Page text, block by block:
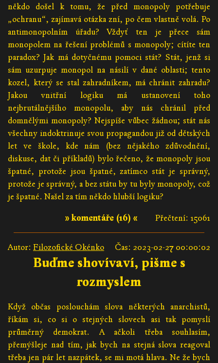
někdo došel k tomu, že před monopoly potřebuje
„ochranu“, zajímavá otázka zní, po čem vlastně volá. Po
antimonopolním úřadu? Vždyť ten je přece sám
monopolem na řešení problémů s monopoly; cítíte ten
paradox? Jak má dotyčnému pomoci stát? Stát, jenž si
sám uzurpuje monopol na násilí v dané oblasti; tento
kozel, který se stal zahradníkem, má chránit zahradu?
Jakou vnitřní logiku má ustanovení toho
nejbrutálnějšího monopolu, aby nás chránil před
domnělými monopoly? Nejspíše vůbec žádnou; stát nás
všechny indoktrinuje svou propagandou již od dětských
let ve škole, kde nám (bez nějakého zdůvodnění,
diskuse, dat či příkladů) bylo řečeno, že monopoly jsou
špatné, protože jsou špatné, zatímco stát je správný,
protože je správný, a bez státu by tu byly monopoly, což
je špatné. Našel za tím někdo hlubší logiku?
Přečtení: 15061
» komentáře (16) «
Autor: Filozofické Okénko Čas: 2023-02-27 00:00:02
Buďme shovívaví, pišme s
rozmyslem
Když občas poslouchám slova některých anarchistů,
říkám si, co si o stejných slovech asi tak pomyslí
průměrný demokrat. A ačkoli třeba souhlasím,
přemýšleje nad tím, jak bych na stejná slova reagoval
třeba jen pár let nazpátek, se mi motá hlava. Ne že bych